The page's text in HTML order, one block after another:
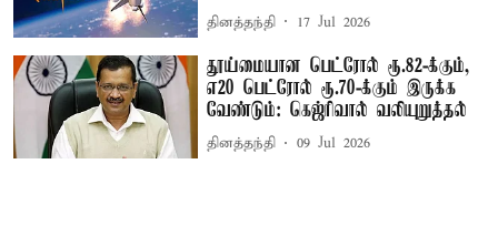
தினத்தந்தி 17 Jul 2026
தூய்மையான பெட்ரோல் ரூ.82-க்கும்,
எ20 பெட்ரோல் ரூ.70-க்கும் இருக்க
வேண்டும்: கெஜ்ரிவால் வலியுறுத்தல்
தினத்தந்தி 09 Jul 2026